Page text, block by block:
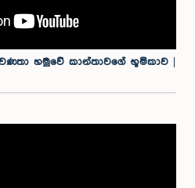
හමුවේ කාන්තාවගේ භූමිකාව |